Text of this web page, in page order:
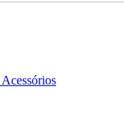
Acessórios